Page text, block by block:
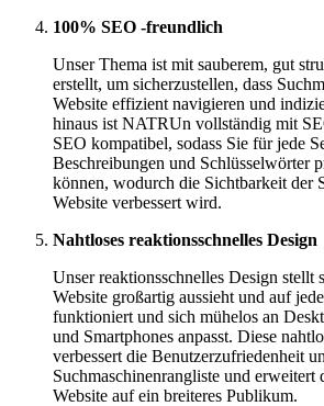
100% SEO -freundlich
Unser Thema ist mit sauberem, gut
erstellt, um sicherzustellen, dass
Website effizient navigieren und
hinaus ist NATRUn vollständig mit
SEO kompatibel, sodass Sie für jede
Beschreibungen und Schlüsselwörter
können, wodurch die Sichtbarkeit der
Website verbessert wird.
Nahtloses reaktionsschnelles Design
Unser reaktionsschnelles Design stellt
Website großartig aussieht und auf
funktioniert und sich mühelos an
und Smartphones anpasst. Diese
verbessert die Benutzerzufriedenheit
Suchmaschinenrangliste und
Website auf ein breiteres Publikum.